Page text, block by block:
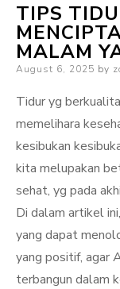
TIPS
MALAM
Posted
August 6, 2025 by
Tidur yg
memelihara
kesibukan
kita melupakan
sehat, yg pada
Di dalam artikel
yang dapat
yang positif, agar
terbangun dalam